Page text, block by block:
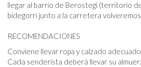
llegar al barrio de Berostegi (territorio
bidegorri junto a la carretera
RECOMENDACIONES
Conviene llevar ropa y calzado
Cada senderista deberá llevar su